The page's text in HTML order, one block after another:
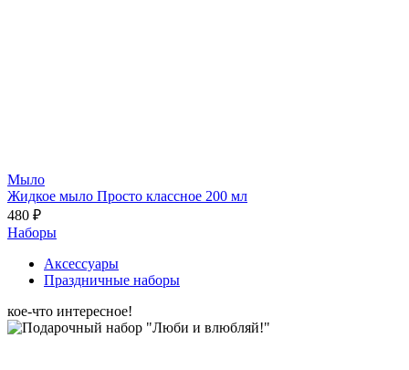
Мыло
Жидкое мыло Просто классное 200 мл
480 ₽
Наборы
Аксессуары
Праздничные наборы
кое-что интересное!